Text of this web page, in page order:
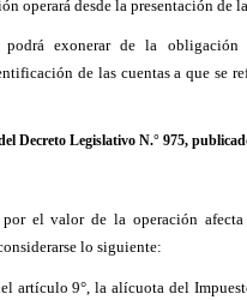
operará desde la presentación de
podrá exonerar de la
de las cuentas a que se
Decreto Legislativo N.° 975,
el valor de la operación
lo siguiente:
artículo 9°, la alícuota del